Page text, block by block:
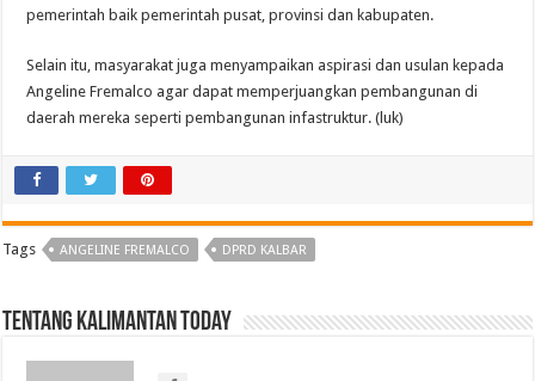
pemerintah baik pemerintah pusat, provinsi dan kabupaten.
Selain itu, masyarakat juga menyampaikan aspirasi dan usulan kepada
Angeline Fremalco agar dapat memperjuangkan pembangunan di
daerah mereka seperti pembangunan infastruktur. (luk)
Tags ANGELINE FREMALCO DPRD KALBAR
Tentang Kalimantan Today